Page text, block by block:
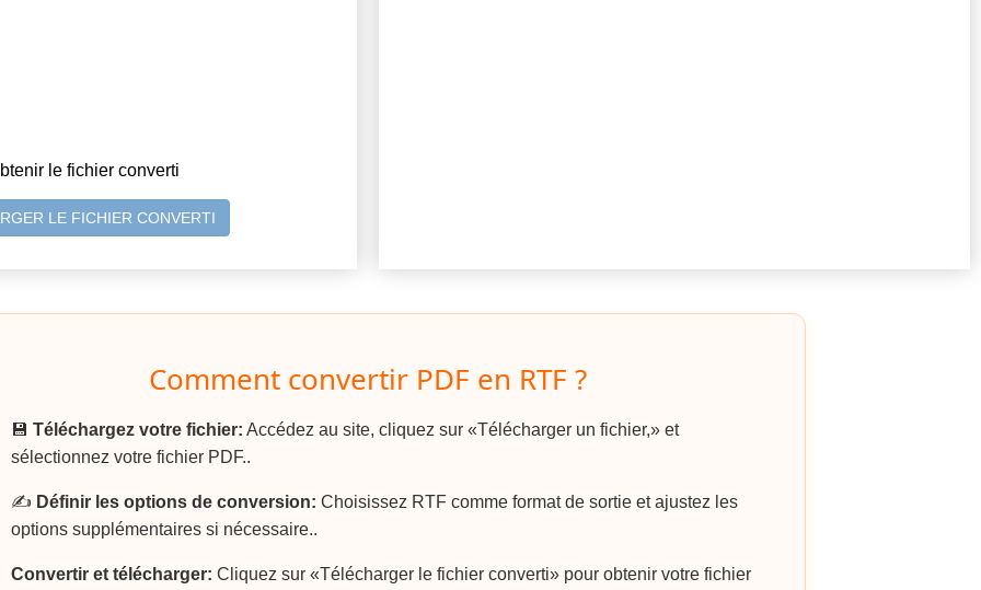
le fichier converti
LE FICHIER CONVERTI
Comment convertir PDF en RTF ?
💾 Téléchargez votre fichier: Accédez au site, cliquez sur «Télécharger un fichier,» et
sélectionnez votre fichier PDF..
✍️ Définir les options de conversion: Choisissez RTF comme format de sortie et ajustez les
options supplémentaires si nécessaire..
Convertir et télécharger: Cliquez sur «Télécharger le fichier converti» pour obtenir votre fichier